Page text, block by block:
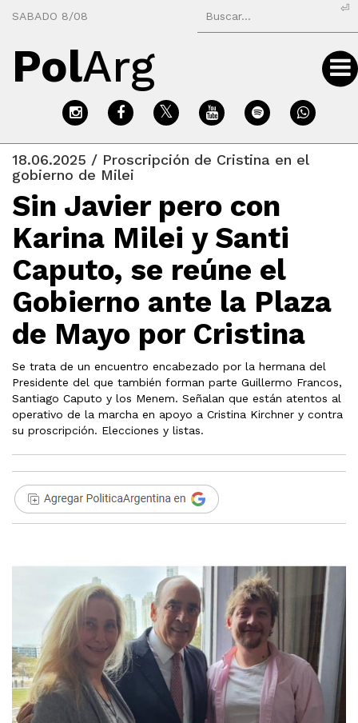
SABADO 8/08
⏎
PolArg
18.06.2025 / Proscripción de Cristina en el
gobierno de Milei
Sin Javier pero con
Karina Milei y Santi
Caputo, se reúne el
Gobierno ante la Plaza
de Mayo por Cristina
Se trata de un encuentro encabezado por la hermana del
Presidente del que también forman parte Guillermo Francos,
Santiago Caputo y los Menem. Señalan que están atentos al
operativo de la marcha en apoyo a Cristina Kirchner y contra
su proscripción. Elecciones y listas.